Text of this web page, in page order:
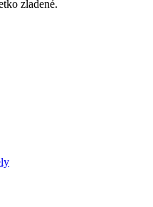
zladené.